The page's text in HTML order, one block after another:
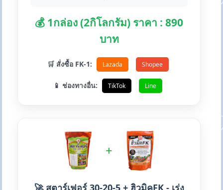
💰 1กล่อง (2กิโลกรัม) ราคา : 890
บาท
🛒 สั่งซื้อ FK-1: Lazada Shopee
📱 ช่องทางอื่น: TikTok Line
+
🚀 สตาร์เฟอร์ 30-20-5 + ฮิวมิคFK - เร่ง